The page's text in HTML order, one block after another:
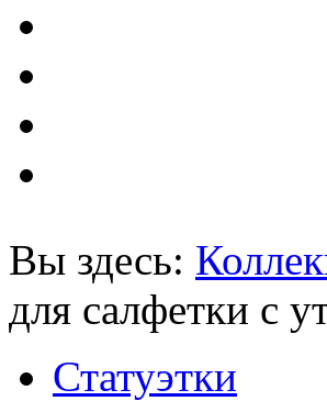
Вы здесь:
для салфетки с
Статуэтки